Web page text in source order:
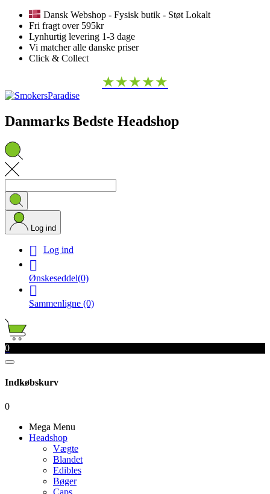
Dansk Webshop - Fysisk butik - Støt Lokalt
Fri fragt over 595kr
Lynhurtig levering 1-3 dage
Vi matcher alle danske priser
Click & Collect
★★★★★
Danmarks Bedste Headshop
Log ind
 Log ind

Ønskeseddel(0)

Sammenligne (0)
0
Indkøbskurv
0
Mega Menu
Headshop
Vægte
Blandet
Edibles
Bøger
Caps